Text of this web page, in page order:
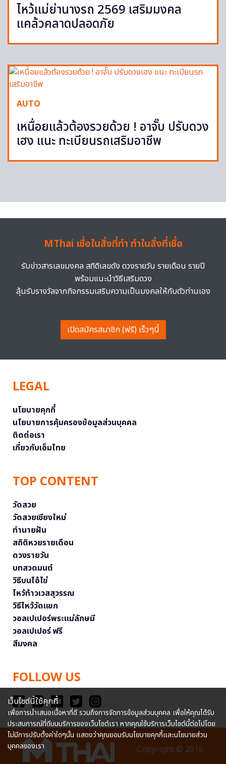
ไหว้แม่ย่านางรถ 2569 เสริมมงคล
แคล้วคลาดปลอดภัย
AUTO
เหนื่อยแล้วต้องรวยด้วย ! อาจั๊บ ปรับดวง
เฮง แนะ ทะเบียนรถเสริมอาชีพ
MThai เชื่อในสิ่งที่ทำ ทำในสิ่งที่เชื่อ
รับข่าวสารเลขมงคล สถิติเลขดัง ดวงรายวัน รายเดือน รายปี
พร้อมแนะนำวิธีเสริมดวง
ลุ้นรับรางวัลจากกิจกรรมเสริมความเป็นมงคลให้กับตัวท่านเอง
เปิดสมัครสมาชิก (ฟรี) เร็วๆนี้
LEGAL
นโยบายคุกกี้
นโยบายการคุ้มครองข้อมูลส่วนบุคคล
ติดต่อเรา
เกี่ยวกับเอ็มไทย
TOP CONTENT
วัดสวย
วัดสวยเชียงใหม่
ทำนายฝัน
สถิติหวยรายเดือน
ดวงรายวัน
บทสวดมนต์
วิธีบนไอ้ไข่
ไหว้ท้าวเวสสุวรรณ
วิธีไหว้วัดแขก
วอลเปเปอร์พระแม่ลักษมี
วอลเปเปอร์ ฟรี
สีมงคล
FOLLOW US
Copyright © 2016
เว็บไซต์นี้ใช้คุกกี้
เพื่อการนำเสนอเนื้อหาที่ดี รวมถึงการจัดการข้อมูลส่วนบุคคล เพื่อให้คุณได้รับ
ประสบการณ์ที่ดีบนบริการของเว็บไซต์เรา หากคุณใช้บริการเว็บไซต์นี้ต่อไปโดย
ไม่มีการปรับตั้งค่าใดๆนั้น แสดงว่าคุณยอมรับนโยบายคุกกี้และนโยบายส่วน
บุคคลของเรา